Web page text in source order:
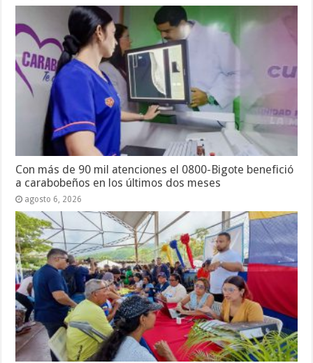
Con más de 90 mil atenciones el 0800-Bigote benefició
a carabobeños en los últimos dos meses
agosto 6, 2026